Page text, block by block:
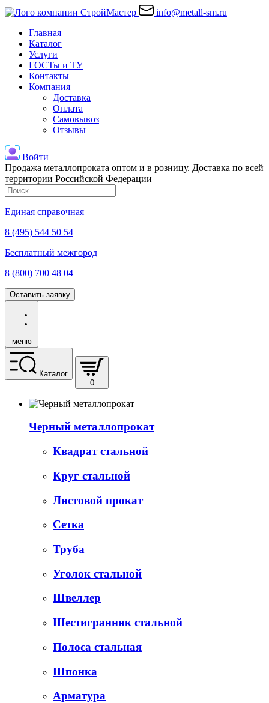
info@metall-sm.ru
Главная
Каталог
Услуги
ГОСТы и ТУ
Контакты
Компания
Доставка
Оплата
Самовывоз
Отзывы
Войти
Продажа металлопроката оптом и в розницу. Доставка по всей
территории Российской Федерации
Единая справочная
8 (495) 544 50 54
Бесплатный межгород
8 (800) 700 48 04
Оставить заявку
меню
Каталог
0
Черный металлопрокат
Квадрат стальной
Круг стальной
Листовой прокат
Сетка
Труба
Уголок стальной
Швеллер
Шестигранник стальной
Полоса стальная
Шпонка
Арматура